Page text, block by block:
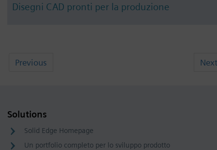
Disegni CAD pronti per la produzione
Previous Next
Solutions
Solid Edge Homepage
Un portfolio completo per lo sviluppo prodotto